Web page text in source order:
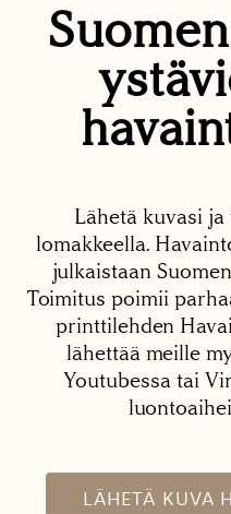
Lähetä kuvasi
lomakkeella.
julkaistaan
Toimitus poimii
printtilehden
lähettää meille
Youtubessa tai
LÄHETÄ KUVA